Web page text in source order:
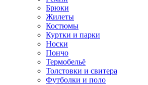
Брюки
Жилеты
Костюмы
Куртки и парки
Носки
Пончо
Термобельё
Толстовки и свитера
Футболки и поло